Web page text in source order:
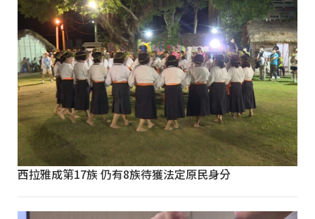
西拉雅成第17族 仍有8族待獲法定原民身分